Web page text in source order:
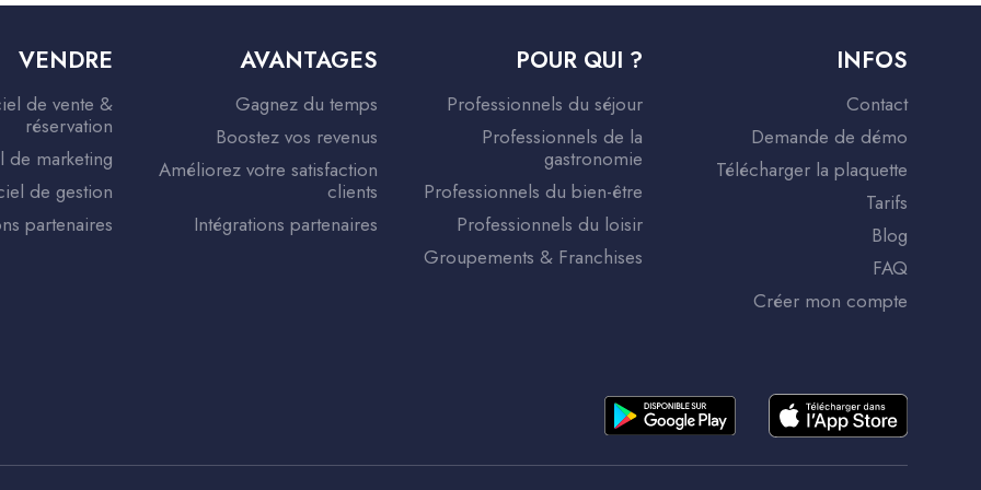
VENDRE
de vente &
réservation
de marketing
de gestion
partenaires
AVANTAGES
Gagnez du temps
Boostez vos revenus
Améliorez votre satisfaction
clients
Intégrations partenaires
POUR QUI ?
Professionnels du séjour
Professionnels de la
gastronomie
Professionnels du bien-être
Professionnels du loisir
Groupements & Franchises
INFOS
Contact
Demande de démo
Télécharger la plaquette
Tarifs
Blog
FAQ
Créer mon compte
vos Options